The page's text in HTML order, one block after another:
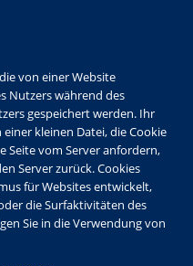
von einer Website
Nutzers während des
gespeichert werden. Ihr
kleinen Datei, die Cookie
Seite vom Server anfordern,
Server zurück. Cookies
für Websites entwickelt,
die Surfaktivitäten des
Sie in die Verwendung von